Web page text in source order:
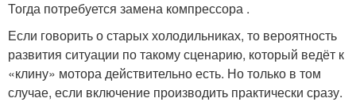
Тогда потребуется замена компрессора .
Если говорить о старых холодильниках, то вероятность
развития ситуации по такому сценарию, который ведёт к
«клину» мотора действительно есть. Но только в том
случае, если включение производить практически сразу.